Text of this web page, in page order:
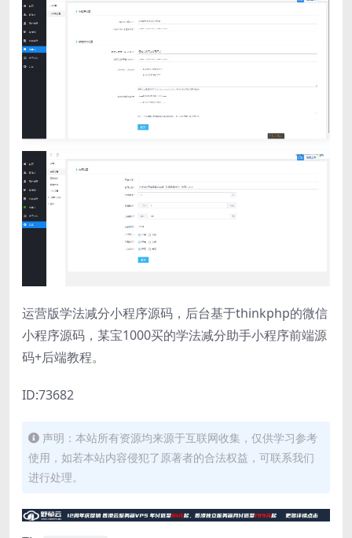
运营版学法减分小程序源码，后台基于thinkphp的微信
小程序源码，某宝1000买的学法减分助手小程序前端源
码+后端教程。
ID:73682
声明：本站所有资源均来源于互联网收集，仅供学习参考
使用，如若本站内容侵犯了原著者的合法权益，可联系我们
进行处理。